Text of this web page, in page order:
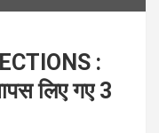
:
लिए गए 3